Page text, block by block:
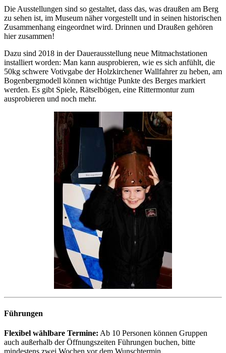
Die Ausstellungen sind so gestaltet, dass das, was draußen am Berg
zu sehen ist, im Museum näher vorgestellt und in seinen historischen
Zusammenhang eingeordnet wird. Drinnen und Draußen gehören
hier zusammen!
Dazu sind 2018 in der Dauerausstellung neue Mitmachstationen
installiert worden: Man kann ausprobieren, wie es sich anfühlt, die
50kg schwere Votivgabe der Holzkirchener Wallfahrer zu heben, am
Bogenbergmodell können wichtige Punkte des Berges markiert
werden. Es gibt Spiele, Rätselbögen, eine Rittermontur zum
ausprobieren und noch mehr.
Führungen
Flexibel wählbare Termine: Ab 10 Personen können Gruppen
auch außerhalb der Öffnungszeiten Führungen buchen, bitte
mindestens zwei Wochen vor dem Wunschtermin.